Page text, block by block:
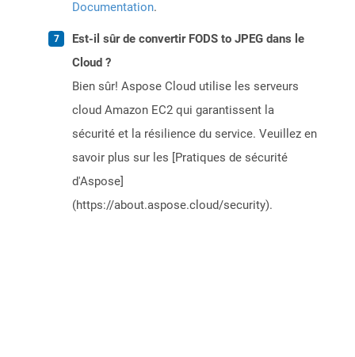
Documentation.
Est-il sûr de convertir FODS to JPEG dans le
Cloud ?
Bien sûr! Aspose Cloud utilise les serveurs
cloud Amazon EC2 qui garantissent la
sécurité et la résilience du service. Veuillez en
savoir plus sur les [Pratiques de sécurité
d'Aspose]
(https://about.aspose.cloud/security).